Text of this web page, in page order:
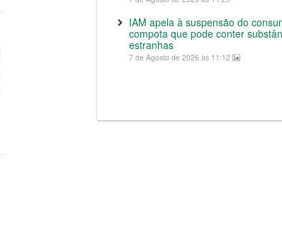
IAM apela à suspensão do
compota que pode conter
estranhas
7 de Agosto de 2026 às 11:12